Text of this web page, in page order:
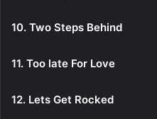
10. Two Steps Behind
11. Too late For Love
12. Lets Get Rocked